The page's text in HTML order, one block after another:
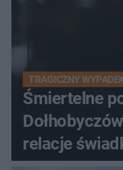
TRAGICZNY
Śmiertelne
relacje